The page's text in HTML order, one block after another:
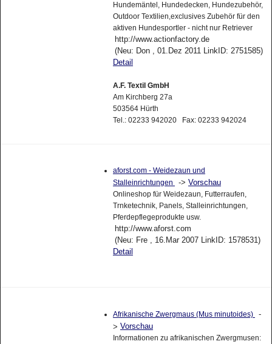
Hundemäntel, Hundedecken, Hundezubehör,
Outdoor Textilien,exclusives Zubehör für den
aktiven Hundesportler - nicht nur Retriever
http://www.actionfactory.de
(Neu: Don , 01.Dez 2011 LinkID: 2751585)
Detail
A.F. Textil GmbH
Am Kirchberg 27a
503564 Hürth
Tel.: 02233 942020 Fax: 02233 942024
aforst.com - Weidezaun und
Stalleinrichtungen
-> Vorschau
Onlineshop für Weidezaun, Futterraufen,
Trnketechnik, Panels, Stalleinrichtungen,
Pferdepflegeprodukte usw.
http://www.aforst.com
(Neu: Fre , 16.Mar 2007 LinkID: 1578531)
Detail
Afrikanische Zwergmaus (Mus minutoides) -
> Vorschau
Informationen zu afrikanischen Zwergmusen: